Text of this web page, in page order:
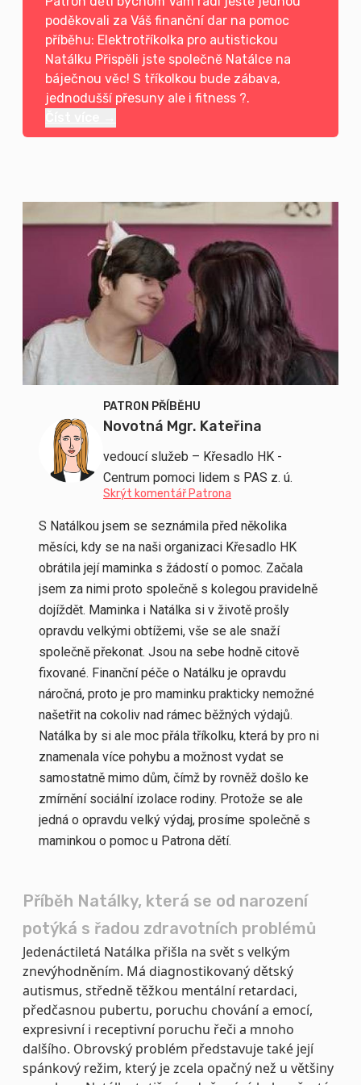
poděkovali za Váš finanční dar na pomoc
příběhu: Elektrotříkolka pro autistickou
Natálku Přispěli jste společně Natálce na
báječnou věc! S tříkolkou bude zábava,
jednodušší přesuny ale i fitness ?.
PATRON PŘÍBĚHU
Novotná Mgr. Kateřina
vedoucí služeb – Křesadlo HK -
Centrum pomoci lidem s PAS z. ú.
Skrýt komentář Patrona
S Natálkou jsem se seznámila před několika
měsíci, kdy se na naši organizaci Křesadlo HK
obrátila její maminka s žádostí o pomoc. Začala
jsem za nimi proto společně s kolegou pravidelně
dojíždět. Maminka i Natálka si v životě prošly
opravdu velkými obtížemi, vše se ale snaží
společně překonat. Jsou na sebe hodně citově
fixované. Finanční péče o Natálku je opravdu
náročná, proto je pro maminku prakticky nemožné
našetřit na cokoliv nad rámec běžných výdajů.
Natálka by si ale moc přála tříkolku, která by pro ni
znamenala více pohybu a možnost vydat se
samostatně mimo dům, čímž by rovněž došlo ke
zmírnění sociální izolace rodiny. Protože se ale
jedná o opravdu velký výdaj, prosíme společně s
maminkou o pomoc u Patrona dětí.
Příběh Natálky, která se od narození
potýká s řadou zdravotních problémů
Jedenáctiletá Natálka přišla na svět s velkým
znevýhodněním. Má diagnostikovaný dětský
autismus, středně těžkou mentální retardaci,
předčasnou pubertu, poruchu chování a emocí,
expresivní i receptivní poruchu řeči a mnoho
dalšího. Obrovský problém představuje také její
spánkový režim, který je zcela opačný než u většiny